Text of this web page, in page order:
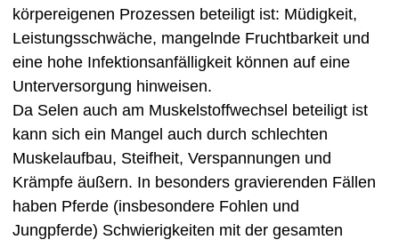
körpereigenen Prozessen beteiligt ist: Müdigkeit,
Leistungsschwäche, mangelnde Fruchtbarkeit und
eine hohe Infektionsanfälligkeit können auf eine
Unterversorgung hinweisen.
Da Selen auch am Muskelstoffwechsel beteiligt ist
kann sich ein Mangel auch durch schlechten
Muskelaufbau, Steifheit, Verspannungen und
Krämpfe äußern. In besonders gravierenden Fällen
haben Pferde (insbesondere Fohlen und
Jungpferde) Schwierigkeiten mit der gesamten